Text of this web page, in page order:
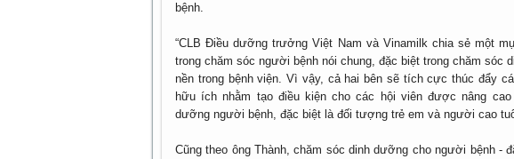
bệnh.
“CLB Điều dưỡng trưởng Việt Nam và Vinamilk chia sẻ một
trong chăm sóc người bệnh nói chung, đặc biệt trong chăm sóc
nền trong bệnh viện. Vì vậy, cả hai bên sẽ tích cực thúc đẩy
hữu ích nhằm tạo điều kiện cho các hội viên được nâng
dưỡng người bệnh, đặc biệt là đối tượng trẻ em và người cao
Cũng theo ông Thành, chăm sóc dinh dưỡng cho người bệnh -